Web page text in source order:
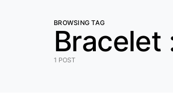
BROWSING TAG
Bracelet
1 POST